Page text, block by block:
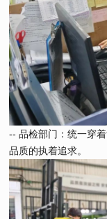
-- 品检部门：统一穿
品质的执着追求。